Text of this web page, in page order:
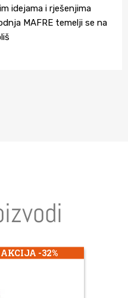
idejama i rješenjima
MAFRE temelji se na
AKCIJA -32%